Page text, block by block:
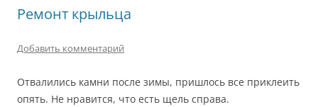
Ремонт крыльца
Добавить комментарий
Отвалились камни после зимы, пришлось все приклеить
опять. Не нравится, что есть щель справа.